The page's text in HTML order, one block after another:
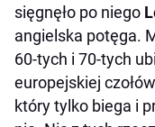
sięgnęło po niego
angielska potęga.
60-tych i 70-tych
europejskiej
który tylko biega i